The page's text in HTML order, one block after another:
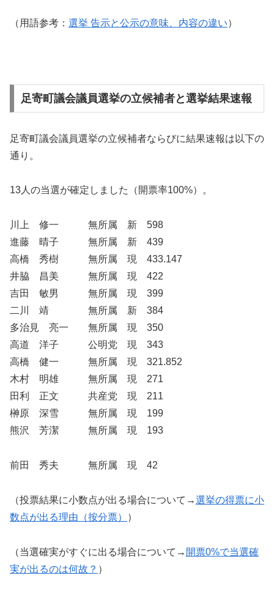
（用語参考： 選挙 告示と公示の意味、内容の違い）
足寄町議会議員選挙の立候補者と選挙結果速報
足寄町議会議員選挙の立候補者ならびに結果速報は以下の
通り。
13人の当選が確定しました（開票率100%）。
川上 修一 無所属 新 598
進藤 晴子 無所属 新 439
高橋 秀樹 無所属 現 433.147
井脇 昌美 無所属 現 422
吉田 敏男 無所属 現 399
二川 靖 無所属 新 384
多治見 亮一 無所属 現 350
高道 洋子 公明党 現 343
高橋 健一 無所属 現 321.852
木村 明雄 無所属 現 271
田利 正文 共産党 現 211
榊原 深雪 無所属 現 199
熊沢 芳潔 無所属 現 193
前田 秀夫 無所属 現 42
（投票結果に小数点が出る場合について→選挙の得票に小
数点が出る理由（按分票）
）
（当選確実がすぐに出る場合について→ 開票0%で当選確
実が出るのは何故？ ）